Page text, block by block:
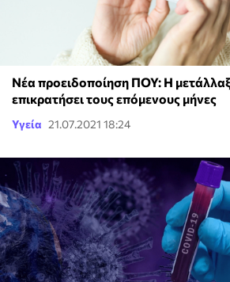
Νέα προειδοποίηση ΠΟΥ: Η
επικρατήσει τους επόμενους μήνες
Υγεία 21.07.2021 18:24